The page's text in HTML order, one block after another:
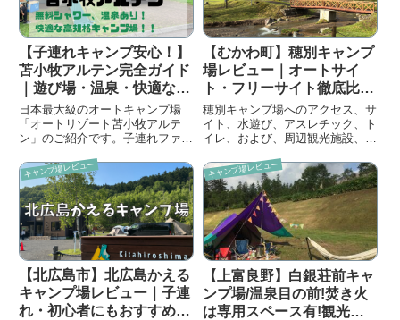
【子連れキャンプ安心！】
苫小牧アルテン完全ガイド
｜遊び場・温泉・快適な高
規格キャンプ場を紹介！
日本最大級のオートキャンプ場
「オートリゾート苫小牧アルテ
ン」のご紹介です。子連れファミ
場を中心に紹介しております！！
【むかわ町】穂別キャンプ
場レビュー｜オートサイ
ト・フリーサイト徹底比
較！子連れファミリーにお
すすめ
穂別キャンプ場へのアクセス、サ
イト、水遊び、アスレチック、ト
イレ、および、周辺観光施設、温
です。
キャンプ場レビュー
【北広島市】北広島かえる
キャンプ場レビュー｜子連
れ・初心者にもおすすめ！
キャンプ場レビュー
【上富良野】白銀荘前キャ
ンプ場/温泉目の前!焚き火
は専用スペース有!観光情